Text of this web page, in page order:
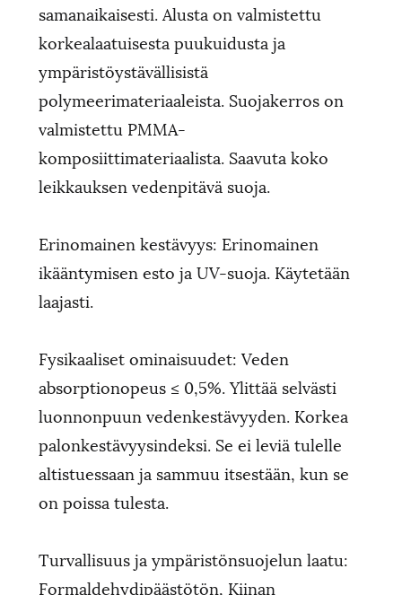
samanaikaisesti. Alusta on valmistettu
korkealaatuisesta puukuidusta ja
ympäristöystävällisistä
polymeerimateriaaleista. Suojakerros on
valmistettu PMMA-
komposiittimateriaalista. Saavuta koko
leikkauksen vedenpitävä suoja.
Erinomainen kestävyys: Erinomainen
ikääntymisen esto ja UV-suoja. Käytetään
laajasti.
Fysikaaliset ominaisuudet: Veden
absorptionopeus ≤ 0,5%. Ylittää selvästi
luonnonpuun vedenkestävyyden. Korkea
palonkestävyysindeksi. Se ei leviä tulelle
altistuessaan ja sammuu itsestään, kun se
on poissa tulesta.
Turvallisuus ja ympäristönsuojelun laatu:
Formaldehydipäästötön, Kiinan